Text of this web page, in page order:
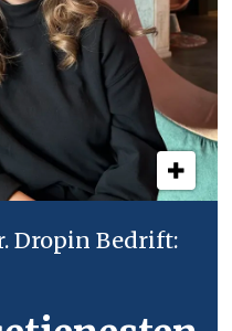
Dropin Bedrift: